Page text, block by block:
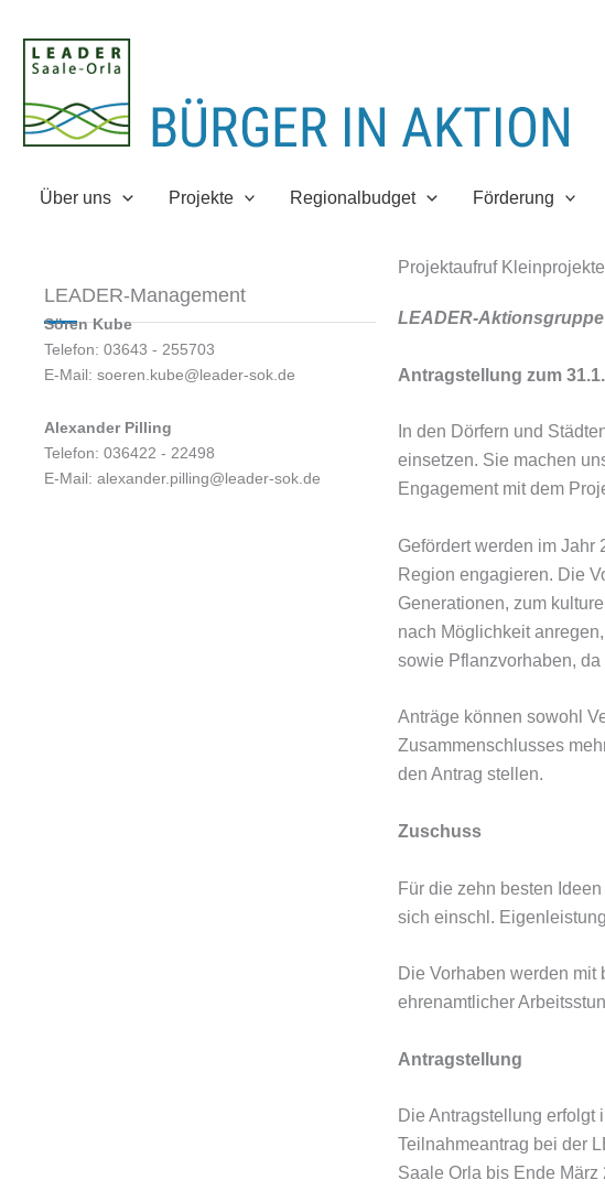
Inhalt
springen
Über uns Projekte Regionalbudget Förderung
LEADER-Management
Sören Kube
Telefon: 03643 - 255703
E-Mail: soeren.kube@leader-sok.de
Alexander Pilling
Telefon: 036422 - 22498
E-Mail: alexander.pilling@leader-sok.de
Projektaufruf
LEADER-
Antragstellung zum
In den Dörfern und
einsetzen. Sie machen
Engagement mit dem
Gefördert werden im Jahr
Region engagieren. Die
Generationen, zum
nach Möglichkeit
sowie Pflanzvorhaben,
Anträge können sowohl
Zusammenschlusses
den Antrag stellen.
Zuschuss
Für die zehn besten
sich einschl.
Die Vorhaben werden
ehrenamtlicher
Antragstellung
Die Antragstellung erfolgt
Teilnahmeantrag bei der
Saale Orla bis Ende